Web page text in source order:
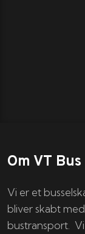
Om VT Bus
Vi er et
bliver skabt
bustransport.